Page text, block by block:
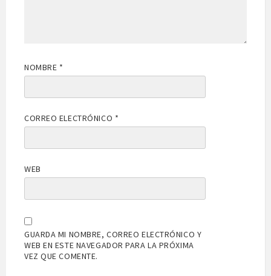
NOMBRE *
CORREO ELECTRÓNICO *
WEB
GUARDA MI NOMBRE, CORREO ELECTRÓNICO Y
WEB EN ESTE NAVEGADOR PARA LA PRÓXIMA
VEZ QUE COMENTE.